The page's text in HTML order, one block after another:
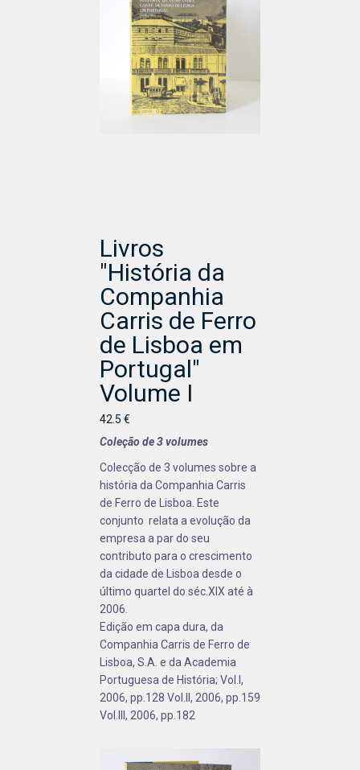
Livros
"História da
Companhia
Carris de Ferro
de Lisboa em
Portugal"
Volume I
42.5 €
Coleção de 3 volumes
Colecção de 3 volumes sobre a
história da Companhia Carris
de Ferro de Lisboa. Este
conjunto relata a evolução da
empresa a par do seu
contributo para o crescimento
da cidade de Lisboa desde o
último quartel do séc.XIX até à
2006.
Edição em capa dura, da
Companhia Carris de Ferro de
Lisboa, S.A. e da Academia
Portuguesa de História; Vol.I,
2006, pp.128 Vol.II, 2006, pp.159
Vol.III, 2006, pp.182